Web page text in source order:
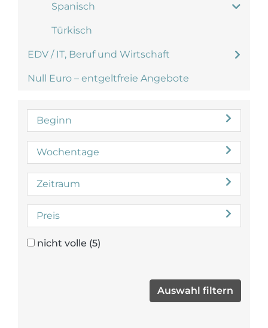
Spanisch
Türkisch
EDV / IT, Beruf und Wirtschaft
Null Euro – entgeltfreie Angebote
Beginn
Wochentage
Zeitraum
Preis
nicht volle (5)